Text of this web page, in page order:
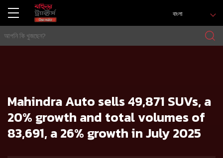
বাংলা
Mahindra Auto sells 49,871 SUVs, a
20% growth and total volumes of
83,691, a 26% growth in July 2025